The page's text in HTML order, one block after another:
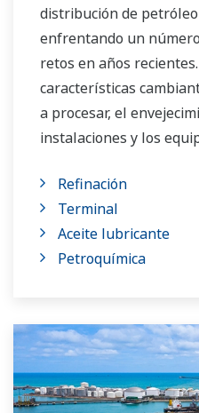
distribución de
enfrentando un
retos en años
características
a procesar, el
instalaciones y los
operadores de planta
operar una refinería de
eficiente y los
cambiantes del
alianzas con muchas
comercialización y
soluciones industriales
estos retos y
Refinación
Terminal
Aceite lubricante
Petroquímica